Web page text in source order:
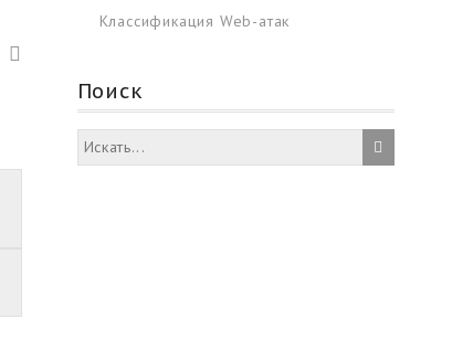
Классификация Web-атак
Поиск